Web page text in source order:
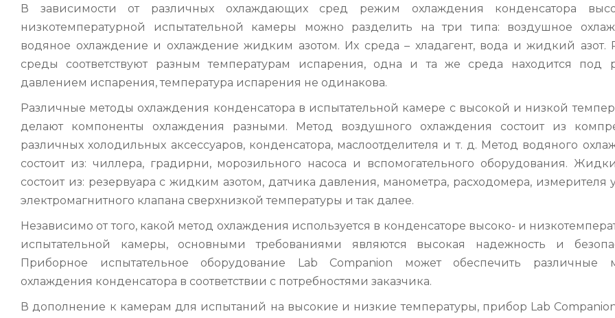
В зависимости от различных охлаждающих сред режим охлаждения конденсатора
низкотемпературной испытательной камеры можно разделить на три типа: воздушное
водяное охлаждение и охлаждение жидким азотом. Их среда – хладагент, вода и жидкий азот.
среды соответствуют разным температурам испарения, одна и та же среда находится под
давлением испарения, температура испарения не одинакова.
Различные методы охлаждения конденсатора в испытательной камере с высокой и низкой
делают компоненты охлаждения разными. Метод воздушного охлаждения состоит из
различных холодильных аксессуаров, конденсатора, маслоотделителя и т. д. Метод водяного
состоит из: чиллера, градирни, морозильного насоса и вспомогательного оборудования.
состоит из: резервуара с жидким азотом, датчика давления, манометра, расходомера, измерителя
электромагнитного клапана сверхнизкой температуры и так далее.
Независимо от того, какой метод охлаждения используется в конденсаторе высоко- и
испытательной камеры, основными требованиями являются высокая надежность и
Приборное испытательное оборудование Lab Companion может обеспечить различные
охлаждения конденсатора в соответствии с потребностями заказчика.
В дополнение к камерам для испытаний на высокие и низкие температуры, прибор Lab